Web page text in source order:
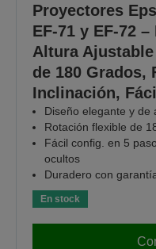
Proyectores
EF-71 y EF-72
Altura
de 180 Grados,
Inclinación,
Diseño elegante y de
Rotación flexible de
Fácil config. en 5
ocultos
Duradero con
En stock